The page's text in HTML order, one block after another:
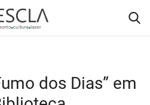
dos Dias” em